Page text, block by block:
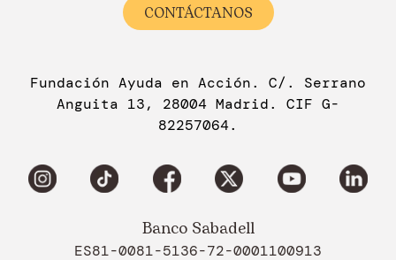
CONTÁCTANOS
Fundación Ayuda en Acción. C/. Serrano
Anguita 13, 28004 Madrid. CIF G-
82257064.
Banco Sabadell
ES81-0081-5136-72-0001100913